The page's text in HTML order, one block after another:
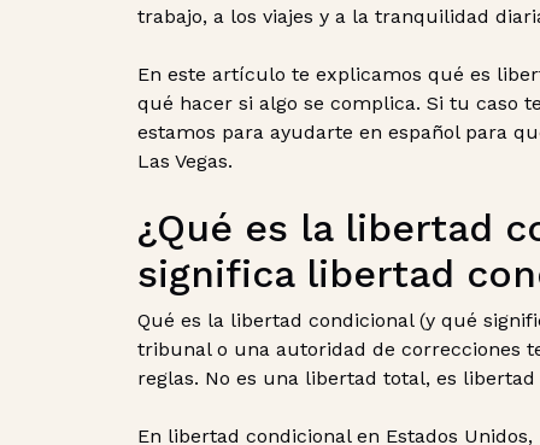
trabajo, a los viajes y a la tranquilidad
En este artículo te explicamos qué es
qué hacer si algo se complica. Si tu caso
estamos para ayudarte en español para
Las Vegas.
¿Qué es la libertad
significa libertad
Qué es la libertad condicional (y qué
tribunal o una autoridad de correcciones
reglas. No es una libertad total, es
En libertad condicional en Estados